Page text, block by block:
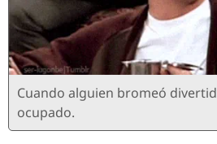
Cuando alguien bromeó
ocupado.